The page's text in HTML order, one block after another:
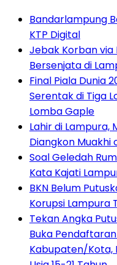
Bandarlampung
KTP Digital
Jebak Korban via
Bersenjata di
Final Piala Dunia
Serentak di Tiga
Lomba Gaple
Lahir di Lampura,
Diangkon Muakhi
Soal Geledah
Kata Kajati
BKN Belum
Korupsi Lampura
Tekan Angka
Buka
Kabupaten/Kota,